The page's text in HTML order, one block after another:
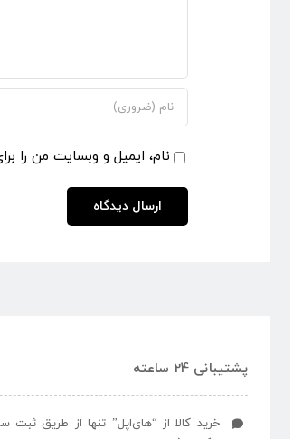
نام، ایمیل و وبسایت من را
پشتیبانی 24 ساعته
خرید کالا از “های‌اپل” تنها از طریق